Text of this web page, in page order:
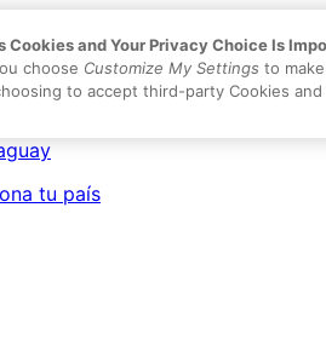
tu país
Cookies and Your Privacy Choice Is
choose Customize My Settings to
to accept third-party Cookies